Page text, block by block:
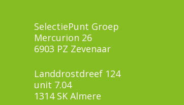
SelectiePunt Groep
Mercurion 26
6903 PZ Zevenaar
Landdrostdreef 124
unit 7.04
1314 SK Almere